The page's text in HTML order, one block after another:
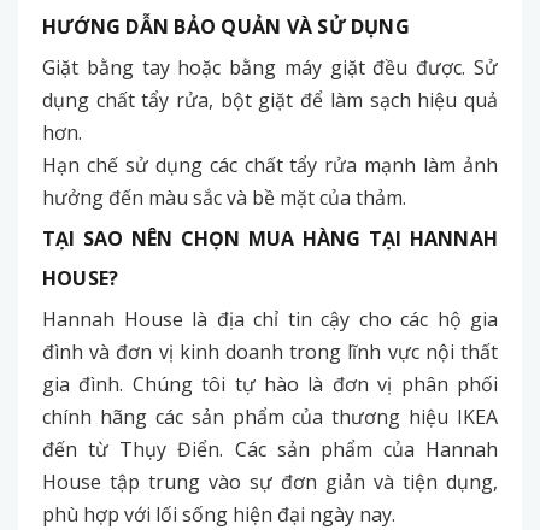
HƯỚNG DẪN BẢO QUẢN VÀ SỬ DỤNG
Giặt bằng tay hoặc bằng máy giặt đều được. Sử
dụng chất tẩy rửa, bột giặt để làm sạch hiệu quả
hơn.
Hạn chế sử dụng các chất tẩy rửa mạnh làm ảnh
hưởng đến màu sắc và bề mặt của thảm.
TẠI SAO NÊN CHỌN MUA HÀNG TẠI HANNAH
HOUSE?
Hannah House là địa chỉ tin cậy cho các hộ gia
đình và đơn vị kinh doanh trong lĩnh vực nội thất
gia đình. Chúng tôi tự hào là đơn vị phân phối
chính hãng các sản phẩm của thương hiệu IKEA
đến từ Thụy Điển. Các sản phẩm của Hannah
House tập trung vào sự đơn giản và tiện dụng,
phù hợp với lối sống hiện đại ngày nay.